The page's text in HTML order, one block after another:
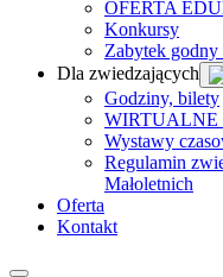
OFERTA
Konkursy
Zabytek godny
Dla zwiedzających
Godziny, bilety
Wystawy
Regulamin
Małoletnich
Oferta
Kontakt